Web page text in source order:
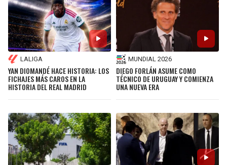
LALIGA
YAN DIOMANDÉ HACE HISTORIA: LOS
FICHAJES MÁS CAROS EN LA
HISTORIA DEL REAL MADRID
MUNDIAL 2026
DIEGO FORLÁN ASUME COMO
TÉCNICO DE URUGUAY Y COMIENZA
UNA NUEVA ERA